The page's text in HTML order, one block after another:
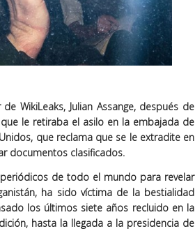
WikiLeaks, Julian Assange, después de
le retiraba el asilo en la embajada de
que reclama que se le extradite en
documentos clasificados.
de todo el mundo para revelar
ha sido víctima de la bestialidad
los últimos siete años recluido en la
hasta la llegada a la presidencia de